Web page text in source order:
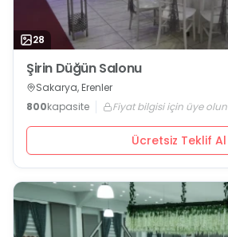
28
Şirin Düğün Salonu
Sakarya, Erenler
800kapasite Fiyat bilgisi için üye olun
Ücretsiz Teklif Al